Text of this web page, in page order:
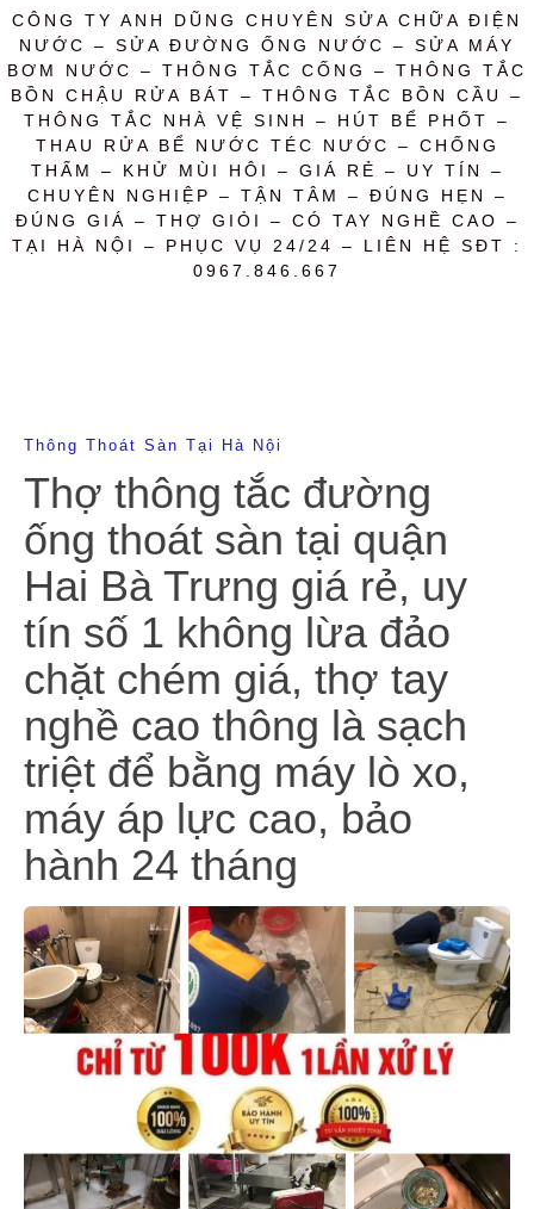
CÔNG TY ANH DŨNG CHUYÊN SỬA CHỮA ĐIỆN
NƯỚC – SỬA ĐƯỜNG ỐNG NƯỚC – SỬA MÁY
BƠM NƯỚC – THÔNG TẮC CỐNG – THÔNG TẮC
BỒN CHẬU RỬA BÁT – THÔNG TẮC BỒN CẦU –
THÔNG TẮC NHÀ VỆ SINH – HÚT BỂ PHỐT –
THAU RỬA BỂ NƯỚC TÉC NƯỚC – CHỐNG
THẤM – KHỬ MÙI HÔI – GIÁ RẺ – UY TÍN –
CHUYÊN NGHIỆP – TẬN TÂM – ĐÚNG HẸN –
ĐÚNG GIÁ – THỢ GIỎI – CÓ TAY NGHỀ CAO –
TẠI HÀ NỘI – PHỤC VỤ 24/24 – LIÊN HỆ SĐT :
0967.846.667
Thông Thoát Sàn Tại Hà Nội
Thợ thông tắc đường
ống thoát sàn tại quận
Hai Bà Trưng giá rẻ, uy
tín số 1 không lừa đảo
chặt chém giá, thợ tay
nghề cao thông là sạch
triệt để bằng máy lò xo,
máy áp lực cao, bảo
hành 24 tháng